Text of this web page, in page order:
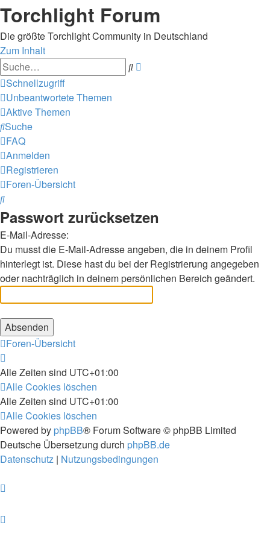
Torchlight Forum
Die größte Torchlight Community in Deutschland
Zum Inhalt
Suche
Schnellzugriff
Unbeantwortete Themen
Aktive Themen
Suche
FAQ
Anmelden
Registrieren
Foren-Übersicht
Suche
Passwort zurücksetzen
E-Mail-Adresse:
Du musst die E-Mail-Adresse angeben, die in deinem Profil
hinterlegt ist. Diese hast du bei der Registrierung angegeben
oder nachträglich in deinem persönlichen Bereich geändert.
Foren-Übersicht
Alle Zeiten sind UTC+01:00
Alle Cookies löschen
Alle Zeiten sind UTC+01:00
Alle Cookies löschen
Powered by phpBB® Forum Software © phpBB Limited
Deutsche Übersetzung durch phpBB.de
Datenschutz | Nutzungsbedingungen